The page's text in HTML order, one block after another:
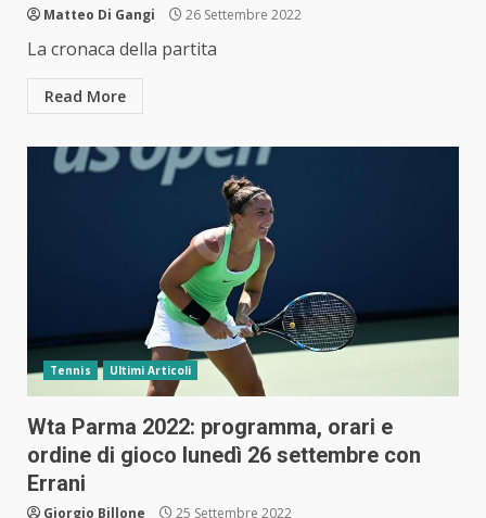
Matteo Di Gangi 26 Settembre 2022
La cronaca della partita
Read More
Tennis Ultimi Articoli
Wta Parma 2022: programma, orari e
ordine di gioco lunedì 26 settembre con
Errani
Giorgio Billone 25 Settembre 2022